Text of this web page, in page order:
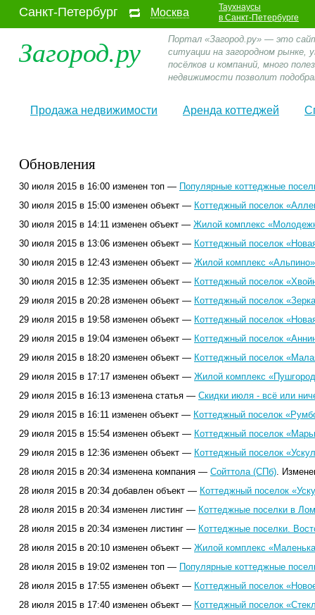
Санкт-Петербург Москва
Таухнаусы
в Санкт-Петербурге
Загород.ру
Портал «Загород.ру» — это
ситуации на загородном
посёлков и компаний, много
недвижимости позволит
Продажа недвижимости Аренда коттеджей
Обновления
30 июля 2015 в 16:00 изменен топ — Популярные коттеджные
30 июля 2015 в 15:00 изменен объект — Коттеджный поселок
30 июля 2015 в 14:11 изменен объект — Жилой комплекс
30 июля 2015 в 13:06 изменен объект — Коттеджный поселок
30 июля 2015 в 12:43 изменен объект — Жилой комплекс
30 июля 2015 в 12:35 изменен объект — Коттеджный поселок
29 июля 2015 в 20:28 изменен объект — Коттеджный поселок
29 июля 2015 в 19:58 изменен объект — Коттеджный поселок
29 июля 2015 в 19:04 изменен объект — Коттеджный поселок
29 июля 2015 в 18:20 изменен объект — Коттеджный поселок
29 июля 2015 в 17:17 изменен объект — Жилой комплекс
29 июля 2015 в 16:13 изменена статья — Скидки июля - всё или
29 июля 2015 в 16:11 изменен объект — Коттеджный поселок
29 июля 2015 в 15:54 изменен объект — Коттеджный поселок
29 июля 2015 в 12:36 изменен объект — Коттеджный поселок
28 июля 2015 в 20:34 изменена компания — Сойттола (СПб).
28 июля 2015 в 20:34 добавлен объект — Коттеджный поселок
28 июля 2015 в 20:34 изменен листинг — Коттеджные поселки в
28 июля 2015 в 20:34 изменен листинг — Коттеджные поселки.
28 июля 2015 в 20:10 изменен объект — Жилой комплекс
28 июля 2015 в 19:02 изменен топ — Популярные коттеджные
28 июля 2015 в 17:55 изменен объект — Коттеджный поселок
28 июля 2015 в 17:40 изменен объект — Коттеджный поселок